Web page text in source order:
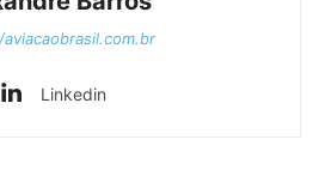
Linkedin